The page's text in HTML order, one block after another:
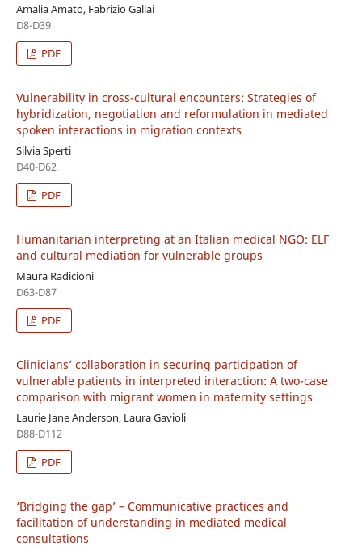
Amalia Amato, Fabrizio Gallai
D8-D39
PDF
Vulnerability in cross-cultural encounters: Strategies of
hybridization, negotiation and reformulation in mediated
spoken interactions in migration contexts
Silvia Sperti
D40-D62
PDF
Humanitarian interpreting at an Italian medical NGO: ELF
and cultural mediation for vulnerable groups
Maura Radicioni
D63-D87
PDF
Clinicians’ collaboration in securing participation of
vulnerable patients in interpreted interaction: A two-case
comparison with migrant women in maternity settings
Laurie Jane Anderson, Laura Gavioli
D88-D112
PDF
‘Bridging the gap’ – Communicative practices and
facilitation of understanding in mediated medical
consultations